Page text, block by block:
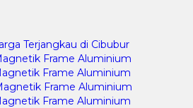
Terjangkau di Cibubur
Frame Aluminium
Frame Aluminium
Frame Aluminium
Frame Aluminium